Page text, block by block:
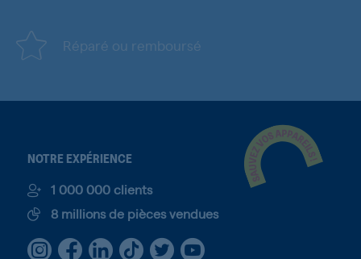
Réparé ou remboursé
NOTRE EXPÉRIENCE
1 000 000 clients
8 millions de pièces vendues